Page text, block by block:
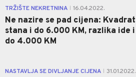
TRŽIŠTE NEKRETNINA 16.04.2022.
Ne nazire se pad cijena: Kvadrat
stana i do 6.000 KM, razlika ide i
do 4.000 KM
NASTAVLJA SE DIVLJANJE CIJENA 31.01.2022.